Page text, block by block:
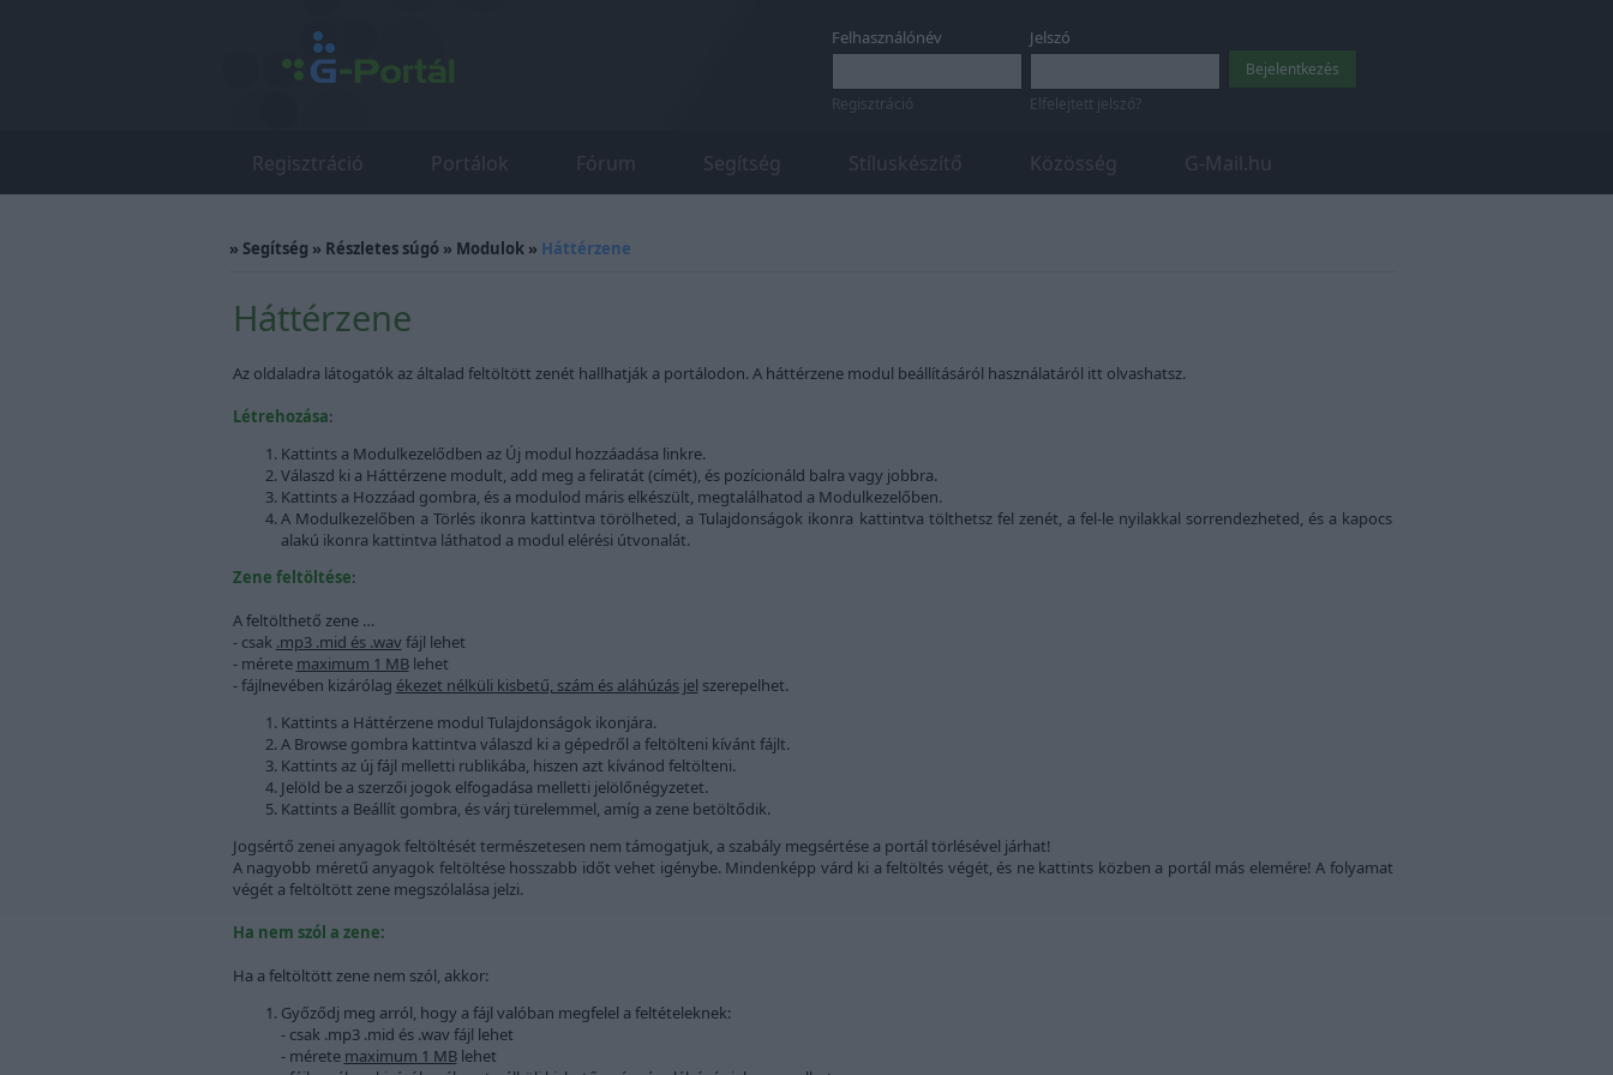
Felhasználónév
Regisztráció
Jelszó
Elfelejtett jelszó?
Regisztráció Portálok Fórum Segítség Stíluskészítő Közösség G-Mail.hu
» Segítség » Részletes súgó» Modulok» Háttérzene
Háttérzene
Az oldaladra látogatók az általad feltöltött zenét hallhatják a portálodon. A háttérzene modul beállításáról használatáról itt olvashatsz.
Létrehozása:
Kattints a Modulkezelődben az Új modul hozzáadása linkre.
Válaszd ki a Háttérzene modult, add meg a feliratát (címét), és pozícionáld balra vagy jobbra.
Kattints a Hozzáad gombra, és a modulod máris elkészült, megtalálhatod a Modulkezelőben.
A Modulkezelőben a Törlés ikonra kattintva törölheted, a Tulajdonságok ikonra kattintva tölthetsz fel zenét, a fel-le nyilakkal sorrendezheted, és a kapocs
alakú ikonra kattintva láthatod a modul elérési útvonalát.
Zene feltöltése:
A feltölthető zene …
- csak .mp3 .mid és .wavfájl lehet
- mérete maximum 1 MBlehet
- fájlnevében kizárólag ékezet nélküli kisbetű, szám és aláhúzás jel szerepelhet.
Kattints a Háttérzene modul Tulajdonságok ikonjára.
A Browse gombra kattintva válaszd ki a gépedről a feltölteni kívánt fájlt.
Kattints az új fájl melletti rublikába, hiszen azt kívánod feltölteni.
Jelöld be a szerzői jogok elfogadása melletti jelölőnégyzetet.
Kattints a Beállít gombra, és várj türelemmel, amíg a zene betöltődik.
Jogsértő zenei anyagok feltöltését természetesen nem támogatjuk, a szabály megsértése a portál törlésével járhat!
A nagyobb méretű anyagok feltöltése hosszabb időt vehet igénybe. Mindenképp várd ki a feltöltés végét, és ne kattints közben a portál más elemére! A folyamat
végét a feltöltött zene megszólalása jelzi.
Ha nem szól a zene:
Ha a feltöltött zene nem szól, akkor:
Győződj meg arról, hogy a fájl valóban megfelel a feltételeknek:
- csak .mp3 .mid és .wav fájl lehet
- mérete maximum 1 MBlehet